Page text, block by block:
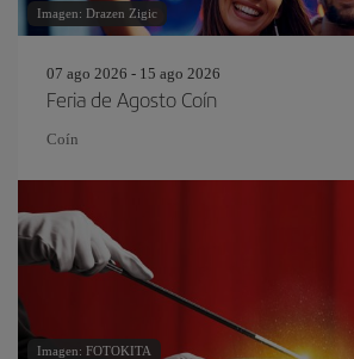
Imagen: Drazen Zigic
07 ago 2026 - 15 ago 2026
Feria de Agosto Coín
Coín
Imagen: FOTOKITA